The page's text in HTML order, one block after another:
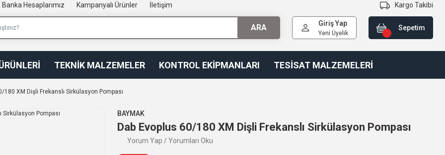
Banka Hesaplarımız Kampanyalı Ürünler İletişim
ARA
Kargo Takibi
Giriş Yap
Yeni Üyelik
Sepetim
TEKNİK MALZEMELER KONTROL EKİPMANLARI TESİSAT MALZEMELERİ
180 XM Dişli Frekanslı Sirkülasyon Pompası
BAYMAK
Dab Evoplus 60/180 XM Dişli Frekanslı Sirkülasyon Pompası
Yorum Yap / Yorumları Oku